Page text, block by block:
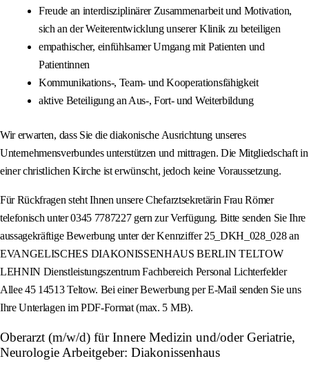
Freude an interdisziplinärer Zusammenarbeit und Motivation,
sich an der Weiterentwicklung unserer Klinik zu beteiligen
empathischer, einfühlsamer Umgang mit Patienten und
Patientinnen
Kommunikations-, Team- und Kooperationsfähigkeit
aktive Beteiligung an Aus-, Fort- und Weiterbildung
Wir erwarten, dass Sie die diakonische Ausrichtung unseres
Unternehmensverbundes unterstützen und mittragen. Die Mitgliedschaft in
einer christlichen Kirche ist erwünscht, jedoch keine Voraussetzung.
Für Rückfragen steht Ihnen unsere Chefarztsekretärin Frau Römer
telefonisch unter 0345 7787227 gern zur Verfügung. Bitte senden Sie Ihre
aussagekräftige Bewerbung unter der Kennziffer 25_DKH_028_028 an
EVANGELISCHES DIAKONISSENHAUS BERLIN TELTOW
LEHNIN Dienstleistungszentrum Fachbereich Personal Lichterfelder
Allee 45 14513 Teltow. Bei einer Bewerbung per E-Mail senden Sie uns
Ihre Unterlagen im PDF-Format (max. 5 MB).
Oberarzt (m/w/d) für Innere Medizin und/oder Geriatrie,
Neurologie Arbeitgeber: Diakonissenhaus